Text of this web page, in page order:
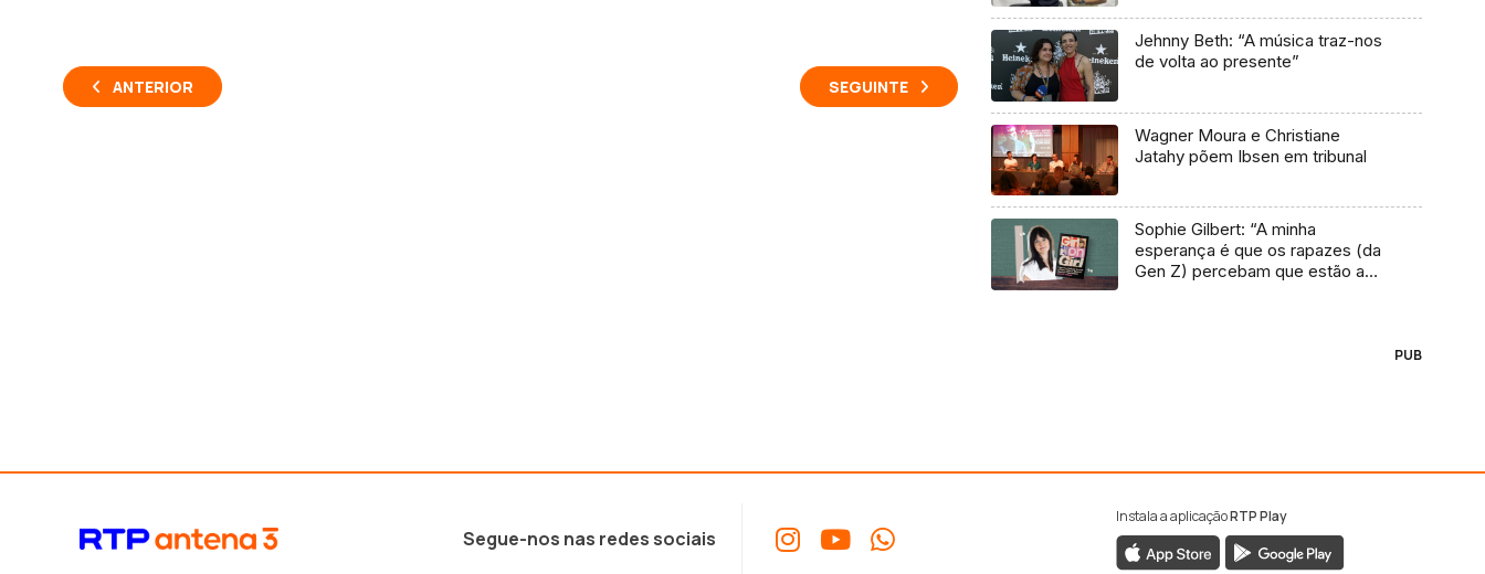
ANTERIOR SEGUINTE
Jehnny Beth: “A música traz-nos
de volta ao presente”
Wagner Moura e Christiane
Jatahy põem Ibsen em tribunal
Sophie Gilbert: “A minha
esperança é que os rapazes (da
Gen Z) percebam que estão a
PUB
Segue-nos nas redes sociais
Instala a aplicaçãoRTP Play